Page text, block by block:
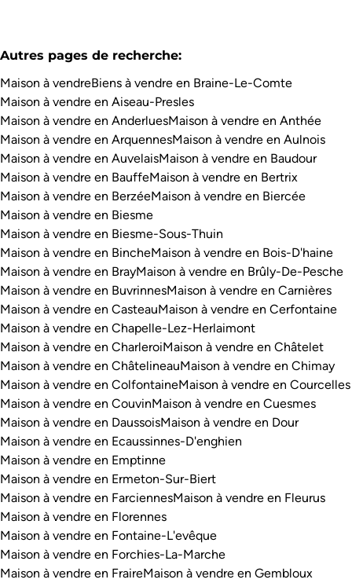
Autres pages de recherche:
Maison à vendreBiens à vendre en Braine-Le-Comte
Maison à vendre en Aiseau-Presles
Maison à vendre en AnderluesMaison à vendre en Anthée
Maison à vendre en ArquennesMaison à vendre en Aulnois
Maison à vendre en AuvelaisMaison à vendre en Baudour
Maison à vendre en BauffeMaison à vendre en Bertrix
Maison à vendre en BerzéeMaison à vendre en Biercée
Maison à vendre en Biesme
Maison à vendre en Biesme-Sous-Thuin
Maison à vendre en BincheMaison à vendre en Bois-D'haine
Maison à vendre en BrayMaison à vendre en Brûly-De-Pesche
Maison à vendre en BuvrinnesMaison à vendre en Carnières
Maison à vendre en CasteauMaison à vendre en Cerfontaine
Maison à vendre en Chapelle-Lez-Herlaimont
Maison à vendre en CharleroiMaison à vendre en Châtelet
Maison à vendre en ChâtelineauMaison à vendre en Chimay
Maison à vendre en ColfontaineMaison à vendre en Courcelles
Maison à vendre en CouvinMaison à vendre en Cuesmes
Maison à vendre en DaussoisMaison à vendre en Dour
Maison à vendre en Ecaussinnes-D'enghien
Maison à vendre en Emptinne
Maison à vendre en Ermeton-Sur-Biert
Maison à vendre en FarciennesMaison à vendre en Fleurus
Maison à vendre en Florennes
Maison à vendre en Fontaine-L'evêque
Maison à vendre en Forchies-La-Marche
Maison à vendre en FraireMaison à vendre en Gembloux